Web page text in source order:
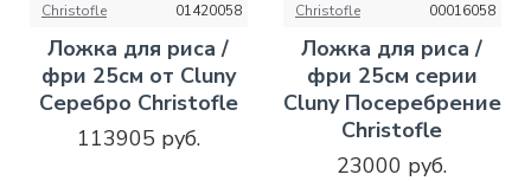
Christofle 01420058
Ложка для риса /
фри 25см от Cluny
Серебро Christofle
113905 руб.
Christofle 00016058
Ложка для риса /
фри 25см серии
Cluny Посеребрение
Christofle
23000 руб.